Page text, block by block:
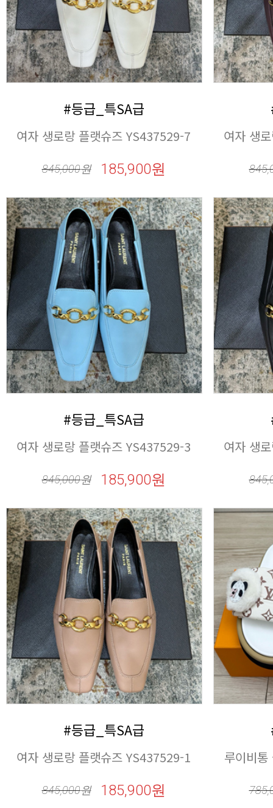
#등급_특SA급
여자 생로랑 플랫슈즈 YS437529-7
845,000원 185,900원
여자 생
#등급_특SA급
여자 생로랑 플랫슈즈 YS437529-3
845,000원 185,900원
여자 생
#등급_특SA급
여자 생로랑 플랫슈즈 YS437529-1
845,000원 185,900원
루이비